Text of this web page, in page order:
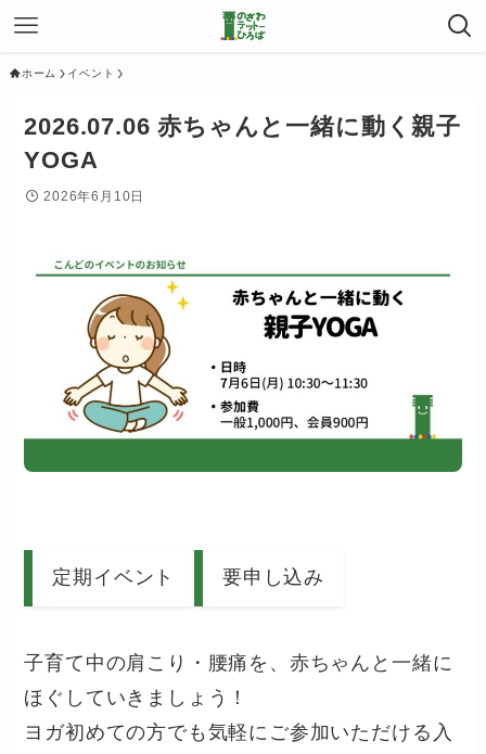
ホーム イベント
2026.07.06 赤ちゃんと一緒に動く親子
YOGA
2026年6月10日
定期イベント 要申し込み
子育て中の肩こり・腰痛を、赤ちゃんと一緒に
ほぐしていきましょう！
ヨガ初めての方でも気軽にご参加いただける入